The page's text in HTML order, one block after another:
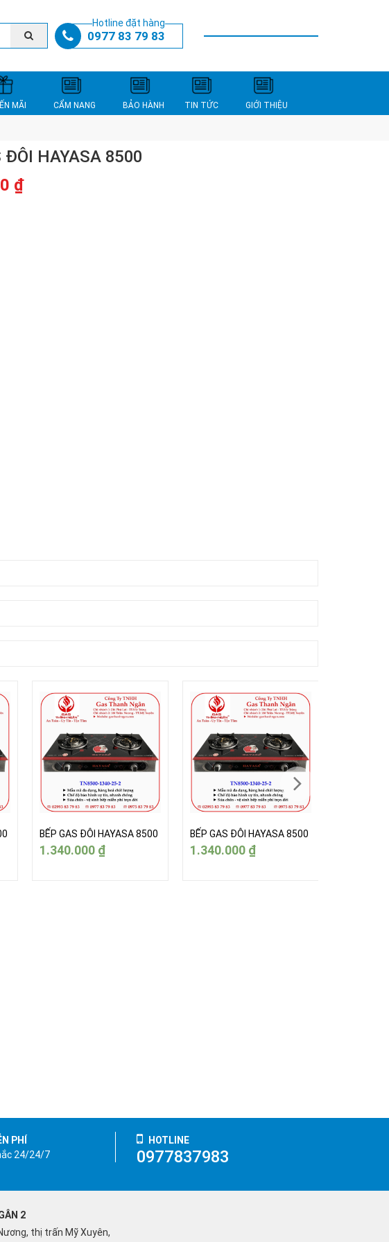
Hotline đặt hàng
0977 83 79 83
MÃI CẨM NANG BẢO HÀNH TIN TỨC GIỚI THIỆU
ĐÔI HAYASA 8500
₫
BẾP GAS ĐÔI HAYASA 8500
1.340.000 ₫
BẾP GAS ĐÔI HAYASA 8500
1.340.000 ₫
PHÍ
24/24/7
HOTLINE
0977837983
2
thị trấn Mỹ Xuyên,